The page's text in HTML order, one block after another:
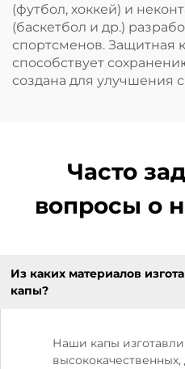
(футбол, хоккей) и
(баскетбол и др.)
спортсменов. Защитная
способствует
создана для улучшения
Часто
вопросы о
Из каких материалов
капы?
Наши капы